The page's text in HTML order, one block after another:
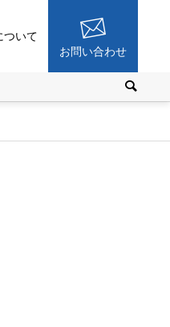
ついて
お問い合わせ